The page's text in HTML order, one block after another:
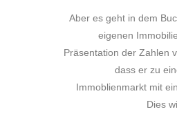
Aber es geht in dem
eigenen
Präsentation der Zahlen
dass er zu
Immoblienmarkt mit
Dies